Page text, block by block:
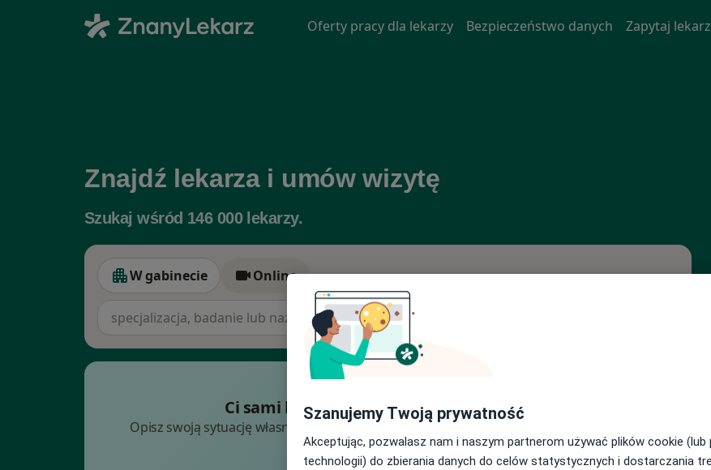
Oferty pracy dla lekarzy Bezpieczeństwo danych Zapytaj
Znajdź lekarza i umów wizytę
Szukaj wśród 146 000 lekarzy.
W gabinecie
W gabinecie Online
Online
specjalizacja, badanie lub nazwiskomiasto lub dzielnica
Ci sami lekarze. Trafniejsze wyszukiwanie.
Opisz swoją sytuację własnymi słowami. Nova znajdzie lekarzy, którzy naprawdę pasują.
Testuj betę
Szanujemy Twoją prywatność
Akceptując, pozwalasz nam i naszym partnerom używać plików cookie (lub
technologii) do zbierania danych do celów statystycznych i dostarczania